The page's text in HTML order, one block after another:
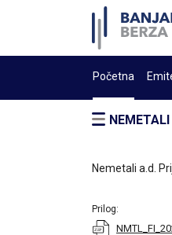
Početna
Nemetali a.d.
Prilog: